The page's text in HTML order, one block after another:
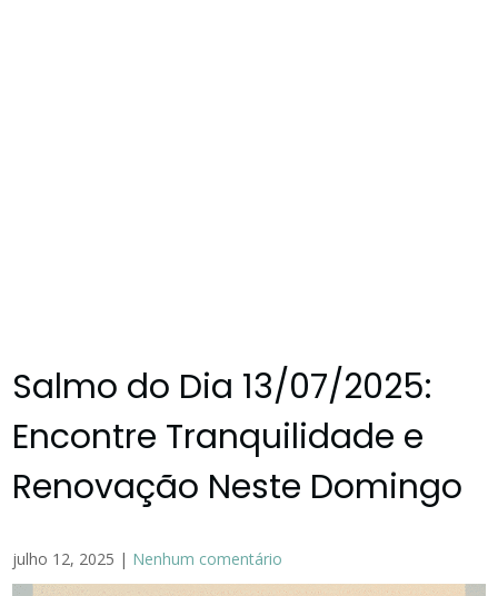
Salmo do Dia 13/07/2025:
Encontre Tranquilidade e
Renovação Neste Domingo
julho 12, 2025 | Nenhum comentário